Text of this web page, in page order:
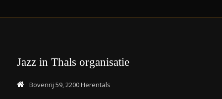
Jazz in Thals organisatie
Bovenrij 59, 2200 Herentals